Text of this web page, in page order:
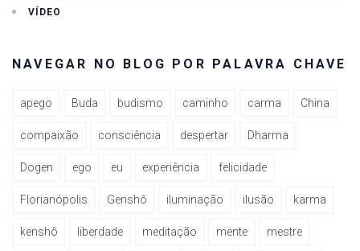
VÍDEO
NAVEGAR NO BLOG POR PALAVRA CHAVE
apego Buda budismo caminho carma China
compaixão consciência despertar Dharma
Dogen ego eu experiência felicidade
Florianópolis Genshô iluminação ilusão karma
kenshô liberdade meditação mente mestre